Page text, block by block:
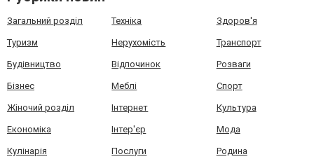
Загальний розділ Техніка Здоров'я
Туризм Нерухомість Транспорт
Будівництво Відпочинок Розваги
Бізнес Меблі Спорт
Жіночий розділ Інтернет Культура
Економіка Інтер'єр Мода
Кулінарія Послуги Родина